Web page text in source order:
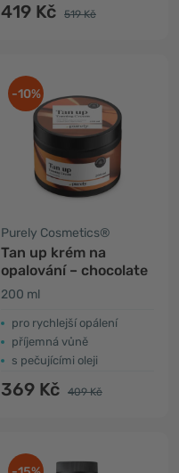
419 Kč 519 Kč
-10%
Purely Cosmetics®
Tan up krém na
opalování – chocolate
200 ml
pro rychlejší opálení
příjemná vůně
s pečujícími oleji
369 Kč 409 Kč